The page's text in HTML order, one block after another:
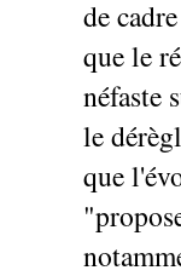
de
que le
néfaste
le
que